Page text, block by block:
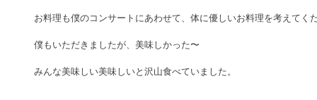
お料理も僕のコンサートにあわせて、体に優しいお料理を考えてく
僕もいただきましたが、美味しかった〜
みんな美味しい美味しいと沢山食べていました。